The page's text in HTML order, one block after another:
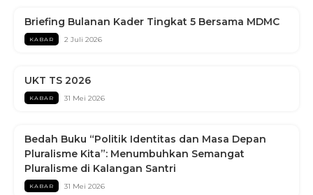
Briefing Bulanan Kader Tingkat 5 Bersama MDMC
KABAR 2 Juli 2026
UKT TS 2026
KABAR 31 Mei 2026
Bedah Buku “Politik Identitas dan Masa Depan
Pluralisme Kita”: Menumbuhkan Semangat
Pluralisme di Kalangan Santri
KABAR 31 Mei 2026